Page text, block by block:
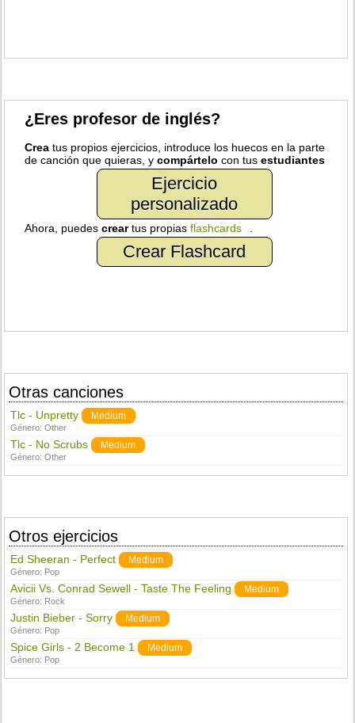
¿Eres profesor de inglés?
Crea tus propios ejercicios, introduce los huecos en la parte
de canción que quieras, ycompártelo con tusestudiantes
Ejercicio
personalizado
Ahora, puedescreartus propiasflashcards
Crear Flashcard
Otras canciones
Tlc - Unpretty Medium
Género:Other
Tlc - No Scrubs Medium
Género:Other
Otros ejercicios
Ed Sheeran - Perfect Medium
Género: Pop
Avicii Vs. Conrad Sewell - Taste The Feeling Medium
Género: Rock
Justin Bieber - Sorry Medium
Género: Pop
Spice Girls - 2 Become 1 Medium
Género: Pop